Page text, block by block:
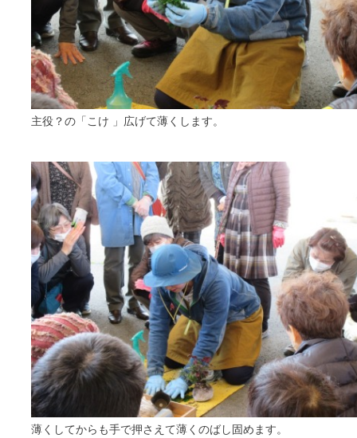
主役？の「こけ 」広げて薄くします。
薄くしてからも手で押さえて薄くのばし固めます。